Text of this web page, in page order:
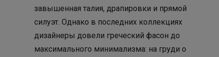
завышенная талия, драпировки и прямой
силуэт. Однако в последних коллекциях
дизайнеры довели греческий фасон до
максимального минимализма: на груди о